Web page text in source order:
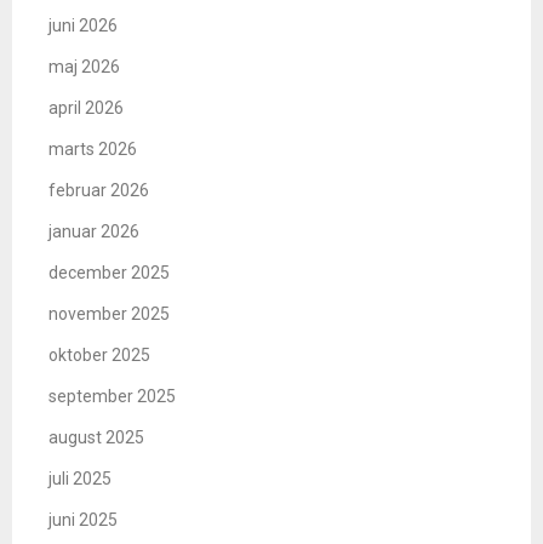
juni 2026
maj 2026
april 2026
marts 2026
februar 2026
januar 2026
december 2025
november 2025
oktober 2025
september 2025
august 2025
juli 2025
juni 2025